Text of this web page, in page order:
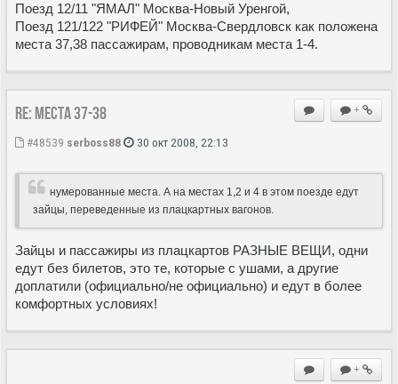
Поезд 12/11 "ЯМАЛ" Москва-Новый Уренгой,
Поезд 121/122 "РИФЕЙ" Москва-Свердловск как положена
места 37,38 пассажирам, проводникам места 1-4.
+
Re: Места 37-38
#48539 serboss88 30 окт 2008, 22:13
нумерованные места. А на местах 1,2 и 4 в этом поезде едут
зайцы, переведенные из плацкартных вагонов.
Зайцы и пассажиры из плацкартов РАЗНЫЕ ВЕЩИ, одни
едут без билетов, это те, которые с ушами, а другие
доплатили (официально/не официально) и едут в более
комфортных условиях!
+